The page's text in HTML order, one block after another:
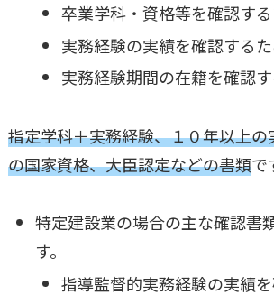
卒業学科・資格等を確認す
実務経験の実績を確認する
実務経験期間の在籍を確認
指定学科＋実務経験、１０年以上
の国家資格、大臣認定などの書類で
特定建設業の場合の主な確認書
す。
指導監督的実務経験の実績